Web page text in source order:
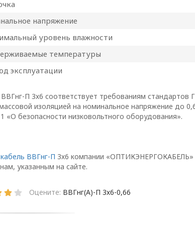
напряжение
уровень влажности
температуры
эксплуатации
П 3х6 соответствует требованиям стандартов
изоляцией на номинальное напряжение до
«О безопасности низковольтного оборудования».
ВВГнг-П 3х6 компании «ОПТИКЭНЕРГОКАБЕЛЬ»
указанным на сайте.
Оцените: ВВГнг(А)-П 3х6-0,66
обработки персональных данных в